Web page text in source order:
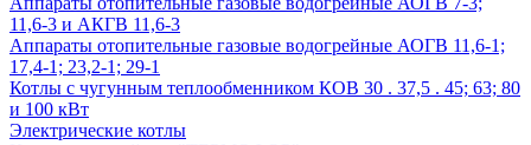
11,6-3 и АКГВ 11,6-3
Аппараты отопительные газовые водогрейные АОГВ 11,6-1;
17,4-1; 23,2-1; 29-1
Котлы с чугунным теплообменником КОВ 30 . 37,5 . 45; 63; 80
и 100 кВт
Электрические котлы